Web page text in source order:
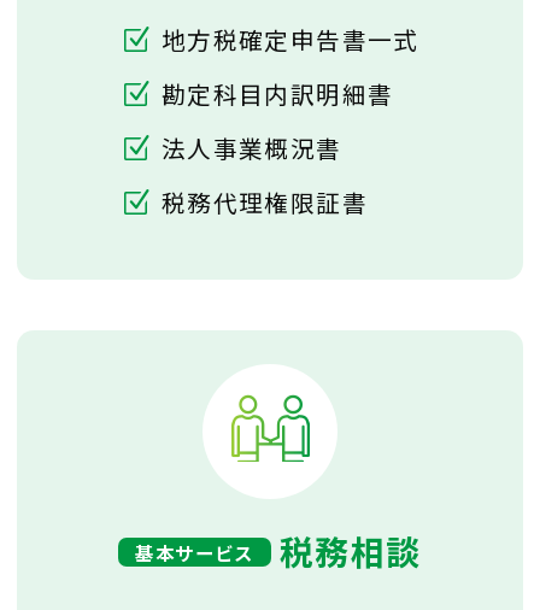
地方税確定申告書一式
勘定科目内訳明細書
法人事業概況書
税務代理権限証書
基本サービス 税務相談